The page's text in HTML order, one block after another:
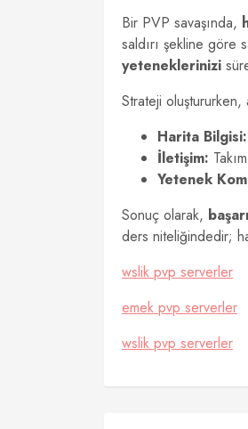
Bir PVP savaşında,
saldırı şekline göre
yeteneklerinizi
Strateji oluştururken,
Harita Bilgisi:
İletişim:
Yetenek
Sonuç olarak,
ders niteliğindedir;
wslik pvp serverler
emek pvp serverler
wslik pvp serverler